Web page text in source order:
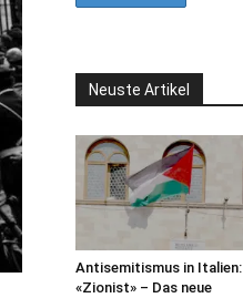
Neuste Artikel
Antisemitismus in Italien:
«Zionist» – Das neue